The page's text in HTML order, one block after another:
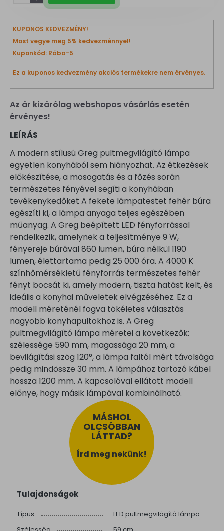
KUPONOS KEDVEZMÉNY!
Most vegye meg 5% kedvezménnyel!
Kuponkód: Rába-5
Ez a kuponos kedvezmény akciós termékekre nem érvényes.
Az ár kizárólag webshopos vásárlás esetén
érvényes!
LEÍRÁS
A modern stílusú Greg pultmegvilágító lámpa
egyetlen konyhából sem hiányozhat. Az étkezések
előkészítése, a mosogatás és a főzés során
természetes fényével segíti a konyhában
tevékenykedőket A fekete lámpatestet fehér búra
egészíti ki, a lámpa anyaga teljes egészében
műanyag. A Greg beépített LED fényforrással
rendelkezik, amelynek a teljesítménye 9 W,
fényereje búrával 860 lumen, búra nélkül 1190
lumen, élettartama pedig 25 000 óra. A 4000 K
színhőmérsékletű fényforrás természetes fehér
fényt bocsát ki, amely modern, tiszta hatást kelt, és
ideális a konyhai műveletek elvégzéséhez. Ez a
modell méreténél fogva tökéletes választás
nagyobb konyhapultokhoz is. A Greg
pultmegvilágító lámpa méretei a következők:
szélessége 590 mm, magassága 20 mm, a
bevilágítási szög 120°, a lámpa faltól mért távolsága
pedig mindössze 30 mm. A lámpához tartozó kábel
hossza 1200 mm. A kapcsolóval ellátott modell
előnye, hogy másik lámpával kombinálható.
MÁSHOL
OLCSÓBBAN
LÁTTAD?
Írd meg nekünk!
Tulajdonságok
Típus
LED pultmegvilágító lámpa